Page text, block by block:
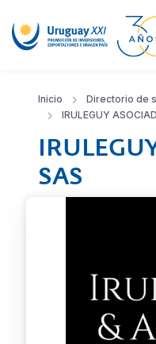
Inicio
Directorio de
IRULEGUY
SAS